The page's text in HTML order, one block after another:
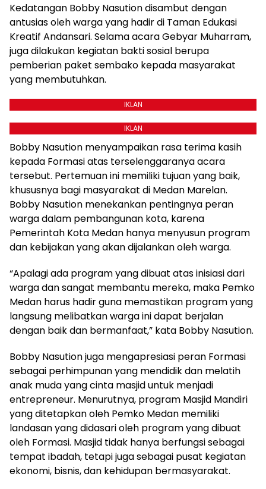
Kedatangan Bobby Nasution disambut dengan
antusias oleh warga yang hadir di Taman Edukasi
Kreatif Andansari. Selama acara Gebyar Muharram,
juga dilakukan kegiatan bakti sosial berupa
pemberian paket sembako kepada masyarakat
yang membutuhkan.
IKLAN
IKLAN
Bobby Nasution menyampaikan rasa terima kasih
kepada Formasi atas terselenggaranya acara
tersebut. Pertemuan ini memiliki tujuan yang baik,
khususnya bagi masyarakat di Medan Marelan.
Bobby Nasution menekankan pentingnya peran
warga dalam pembangunan kota, karena
Pemerintah Kota Medan hanya menyusun program
dan kebijakan yang akan dijalankan oleh warga.
“Apalagi ada program yang dibuat atas inisiasi dari
warga dan sangat membantu mereka, maka Pemko
Medan harus hadir guna memastikan program yang
langsung melibatkan warga ini dapat berjalan
dengan baik dan bermanfaat,” kata Bobby Nasution.
Bobby Nasution juga mengapresiasi peran Formasi
sebagai perhimpunan yang mendidik dan melatih
anak muda yang cinta masjid untuk menjadi
entrepreneur. Menurutnya, program Masjid Mandiri
yang ditetapkan oleh Pemko Medan memiliki
landasan yang didasari oleh program yang dibuat
oleh Formasi. Masjid tidak hanya berfungsi sebagai
tempat ibadah, tetapi juga sebagai pusat kegiatan
ekonomi, bisnis, dan kehidupan bermasyarakat.